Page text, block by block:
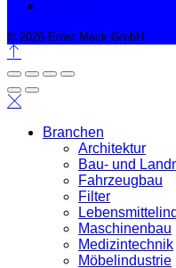
© 2026 Ernst Meck GmbH
Branchen
Architektur
Bau- und
Fahrzeugbau
Filter
Maschinenbau
Medizintechnik
Möbelindustrie